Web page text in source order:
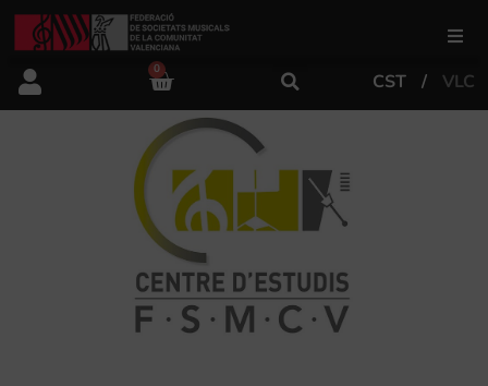
FSMCV
Áreas de gestión
Área educativa
Área artística
0
CST VLC